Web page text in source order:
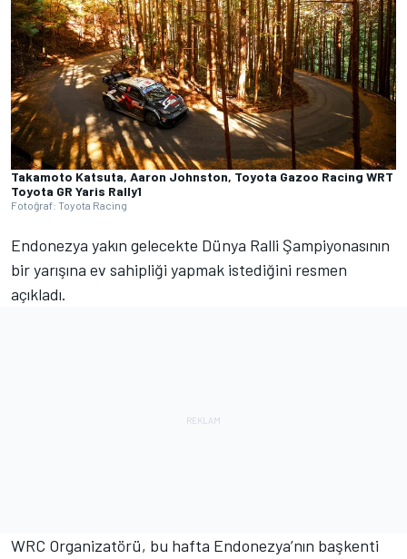
Takamoto Katsuta, Aaron Johnston, Toyota Gazoo Racing WRT
Toyota GR Yaris Rally1
Fotoğraf: Toyota Racing
Endonezya yakın gelecekte Dünya Ralli Şampiyonasının
bir yarışına ev sahipliği yapmak istediğini resmen
açıkladı.
WRC Organizatörü, bu hafta Endonezya’nın başkenti